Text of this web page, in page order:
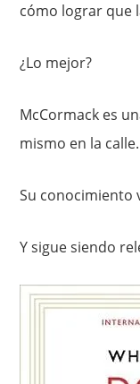
cómo lograr que
¿Lo mejor?
McCormack es
mismo en la calle.
Su conocimiento
Y sigue siendo